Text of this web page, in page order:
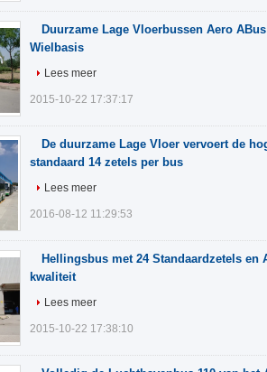
Duurzame Lage Vloerbussen Aero
Wielbasis
Lees meer
2015-10-22 17:37:17
De duurzame Lage Vloer vervoert de
standaard 14 zetels per bus
Lees meer
2016-08-12 11:29:53
Hellingsbus met 24 Standaardzetels en
kwaliteit
Lees meer
2015-10-22 17:38:10